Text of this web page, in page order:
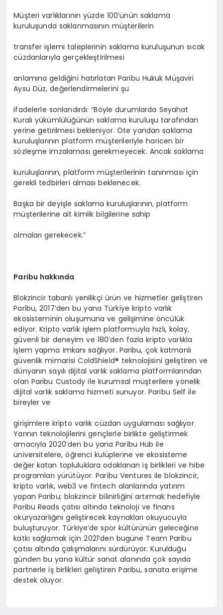
Müşteri varlıklarının yüzde 100’ünün saklama
kuruluşunda saklanmasının müşterilerin
transfer işlemi taleplerinin saklama kuruluşunun sıcak
cüzdanlarıyla gerçekleştirilmesi
anlamına geldiğini hatırlatan Paribu Hukuk Müşaviri
Aysu Düz, değerlendirmelerini şu
ifadelerle sonlandırdı: “Böyle durumlarda Seyahat
Kuralı yükümlülüğünün saklama kuruluşu tarafından
yerine getirilmesi bekleniyor. Öte yandan saklama
kuruluşlarının platform müşterileriyle haricen bir
sözleşme imzalaması gerekmeyecek. Ancak saklama
kuruluşlarının, platform müşterilerinin tanınması için
gerekli tedbirleri alması beklenecek.
Başka bir deyişle saklama kuruluşlarının, platform
müşterilerine ait kimlik bilgilerine sahip
olmaları gerekecek.”
Paribu hakkında
Blokzincir tabanlı yenilikçi ürün ve hizmetler geliştiren
Paribu, 2017’den bu yana Türkiye kripto varlık
ekosisteminin oluşumuna ve gelişimine öncülük
ediyor. Kripto varlık işlem platformuyla hızlı, kolay,
güvenli bir deneyim ve 180’den fazla kripto varlıkla
işlem yapma imkanı sağlıyor. Paribu, çok katmanlı
güvenlik mimarisi ColdShield® teknolojisini geliştiren ve
dünyanın sayılı dijital varlık saklama platformlarından
olan Paribu Custody ile kurumsal müşterilere yönelik
dijital varlık saklama hizmeti sunuyor. Paribu Self ile
bireyler ve
girişimlere kripto varlık cüzdan uygulaması sağlıyor.
Yarının teknolojilerini gençlerle birlikte geliştirmek
amacıyla 2020’den bu yana Paribu Hub ile
üniversitelere, öğrenci kulüplerine ve ekosisteme
değer katan topluluklara odaklanan iş birlikleri ve hibe
programları yürütüyor. Paribu Ventures ile blokzincir,
kripto varlık, web3 ve fintech alanlarında yatırım
yapan Paribu; blokzincir bilinirliğini artırmak hedefiyle
Paribu Reads çatısı altında teknoloji ve finans
okuryazarlığını geliştirecek kaynakları okuyucuyla
buluşturuyor. Türkiye’de spor kültürünün geleceğine
katkı sağlamak için 2021’den bugüne Team Paribu
çatısı altında çalışmalarını sürdürüyor. Kurulduğu
günden bu yana kültür sanat alanında çok sayıda
partnerle iş birlikleri geliştiren Paribu, sanata erişime
destek oluyor.